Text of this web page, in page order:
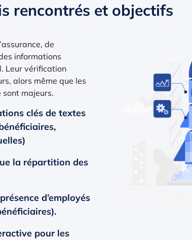
rencontrés et objectifs
de
informations
Leur vérification
alors même que les
majeurs.
clés de textes
la répartition des
d’employés
pour les